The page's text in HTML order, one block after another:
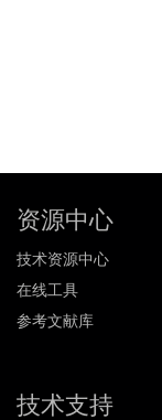
资源中心
技术资源中心
在线工具
参考文献库
技术支持